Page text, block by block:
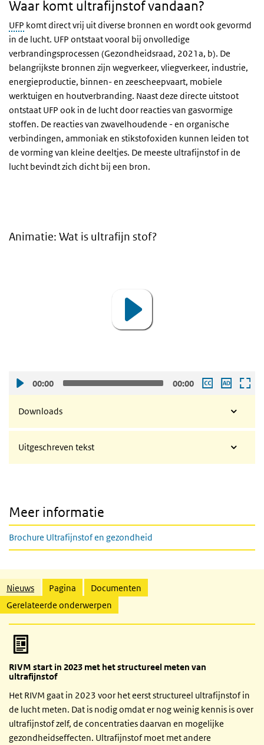
Waar komt ultrafijnstof vandaan?
UFP komt direct vrij uit diverse bronnen en wordt ook gevormd
in de lucht. UFP ontstaat vooral bij onvolledige
verbrandingsprocessen (Gezondheidsraad, 2021a, b). De
belangrijkste bronnen zijn wegverkeer, vliegverkeer, industrie,
energieproductie, binnen- en zeescheepvaart, mobiele
werktuigen en houtverbranding. Naast deze directe uitstoot
ontstaat UFP ook in de lucht door reacties van gasvormige
stoffen. De reacties van zwavelhoudende - en organische
verbindingen, ammoniak en stikstofoxiden kunnen leiden tot
de vorming van kleine deeltjes. De meeste ultrafijnstof in de
lucht bevindt zich dicht bij een bron.
Animatie: Wat is ultrafijn stof?
00:00 00:00
Downloads
Uitgeschreven tekst
Meer informatie
Brochure Ultrafijnstof en gezondheid
Gerelateerde inhoud
Nieuws Pagina
Documenten
Gerelateerde onderwerpen
RIVM start in 2023 met het structureel meten van
ultrafijnstof
Het RIVM gaat in 2023 voor het eerst structureel ultrafijnstof in
de lucht meten. Dat is nodig omdat er nog weinig kennis is over
ultrafijnstof zelf, de concentraties daarvan en mogelijke
gezondheidseffecten. Ultrafijnstof moet met andere